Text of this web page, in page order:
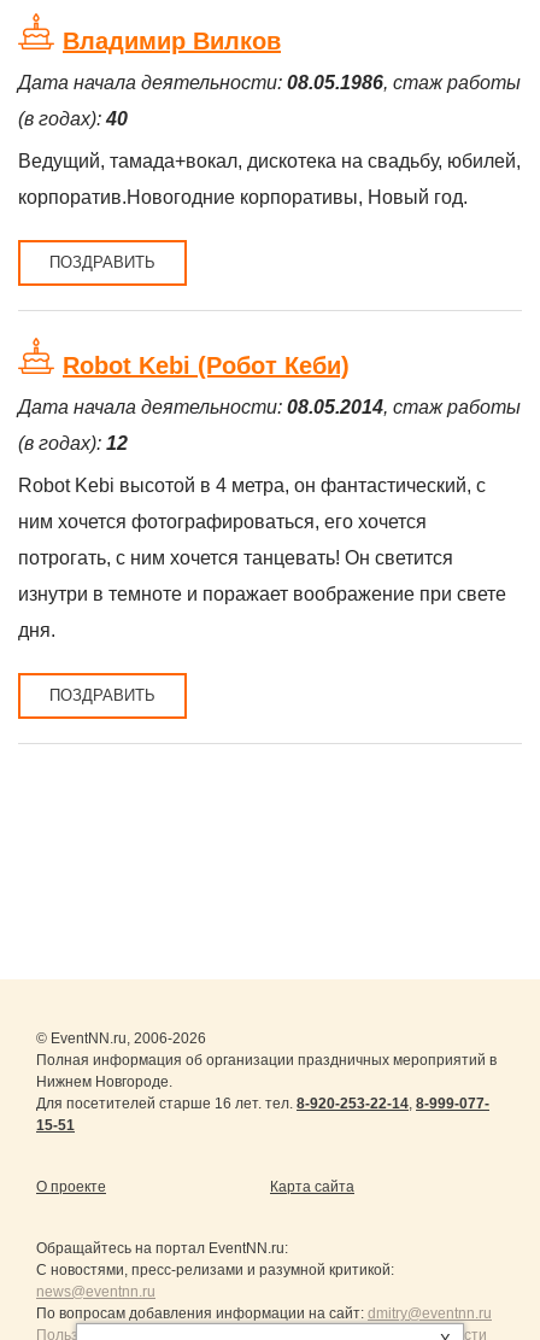
Владимир Вилков
Дата начала деятельности: 08.05.1986, стаж работы
(в годах):40
Ведущий, тамада+вокал, дискотека на свадьбу, юбилей,
корпоратив.Новогодние корпоративы, Новый год.
ПОЗДРАВИТЬ
Robot Kebi (Робот Кеби)
Дата начала деятельности: 08.05.2014, стаж работы
(в годах): 12
Robot Kebi высотой в 4 метра, он фантастический, с
ним хочется фотографироваться, его хочется
потрогать, с ним хочется танцевать! Он светится
изнутри в темноте и поражает воображение при свете
дня.
ПОЗДРАВИТЬ
© EventNN.ru, 2006-2026
Полная информация об организации праздничных мероприятий в
Нижнем Новгороде.
Для посетителей старше 16 лет. тел. 8-920-253-22-14, 8-999-077-
15-51
О проекте Карта сайта
Обращайтесь на портал EventNN.ru:
С новостями, пресс-релизами и разумной критикой:
news@eventnn.ru
По вопросам добавления информации на сайт: dmitry@eventnn.ru
Пользовательское Соглашение и политика конфиденциальности